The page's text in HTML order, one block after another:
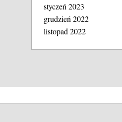
styczeń 2023
grudzień 2022
listopad 2022